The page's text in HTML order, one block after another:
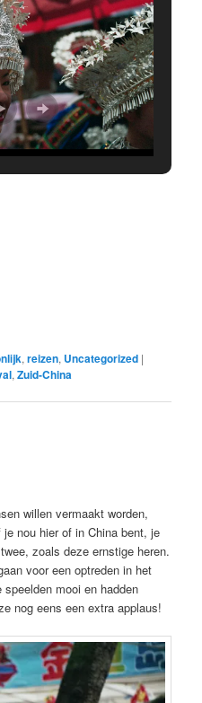
,reizen, Uncategorized |
,Zuid-China
willen vermaakt worden,
nou hier of in China bent, je
zoals deze ernstige heren.
voor een optreden in het
mooi en hadden
nog eens een extra applaus!